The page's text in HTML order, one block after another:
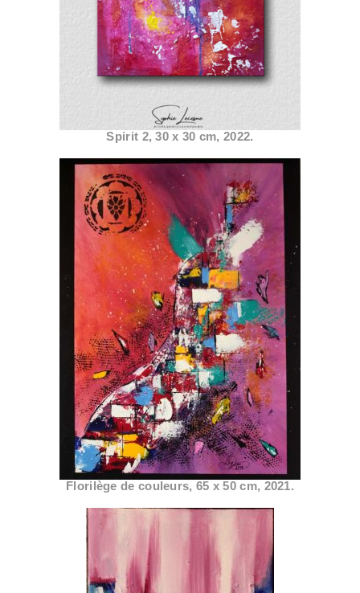
Spirit 2, 30 x 30 cm, 2022.
Florilège de couleurs, 65 x 50 cm, 2021.